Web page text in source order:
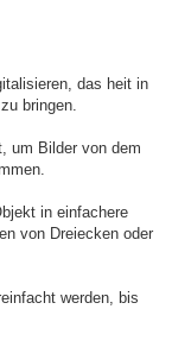
das heit in
bringen.
um Bilder von dem
in einfachere
von Dreiecken oder
werden, bis